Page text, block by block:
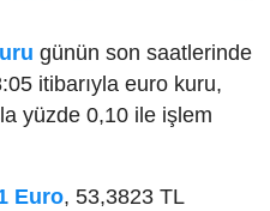
günün son saatlerinde
itibarıyla euro kuru,
yüzde 0,10 ile işlem
Euro, 53,3823 TL